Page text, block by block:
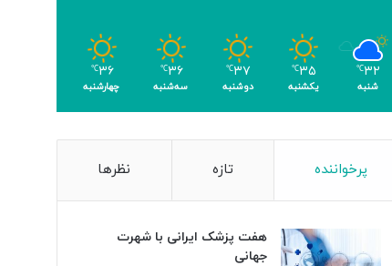
۳۲℃
شنبه
۳۵℃
یکشنبه
۳۷℃
دوشنبه
۳۶℃
سه‌شنبه
۳۶℃
چهارشنبه
پرخواننده تازه نظرها
هفت پزشک ایرانی با شهرت
جهانی